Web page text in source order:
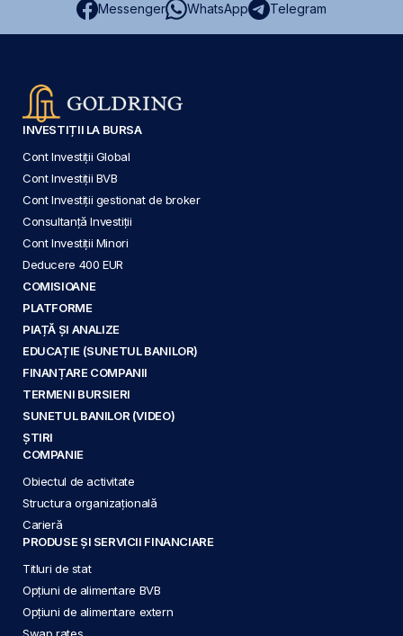
Messenger WhatsApp Telegram
INVESTIȚII LA BURSA
Cont Investiții Global
Cont Investiții BVB
Cont Investiții gestionat de broker
Consultanță Investiții
Cont Investiții Minori
Deducere 400 EUR
COMISIOANE
PLATFORME
PIAȚĂ ȘI ANALIZE
EDUCAȚIE (SUNETUL BANILOR)
FINANȚARE COMPANII
TERMENI BURSIERI
SUNETUL BANILOR (VIDEO)
ȘTIRI
COMPANIE
Obiectul de activitate
Structura organizațională
Carieră
PRODUSE ȘI SERVICII FINANCIARE
Titluri de stat
Opțiuni de alimentare BVB
Opțiuni de alimentare extern
Swap rates